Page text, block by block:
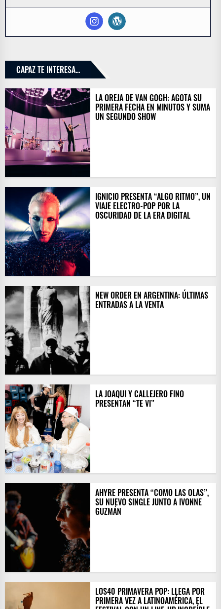
CAPAZ TE INTERESA...
LA OREJA DE VAN GOGH: AGOTA SU
PRIMERA FECHA EN MINUTOS Y SUMA
UN SEGUNDO SHOW
IGNICIO PRESENTA “ALGO RITMO”, UN
VIAJE ELECTRO-POP POR LA
OSCURIDAD DE LA ERA DIGITAL
NEW ORDER EN ARGENTINA: ÚLTIMAS
ENTRADAS A LA VENTA
LA JOAQUI Y CALLEJERO FINO
PRESENTAN “TE VI”
AHYRE PRESENTA “COMO LAS OLAS”,
SU NUEVO SINGLE JUNTO A IVONNE
GUZMÁN
LOS40 PRIMAVERA POP: LLEGA POR
PRIMERA VEZ A LATINOAMÉRICA, EL